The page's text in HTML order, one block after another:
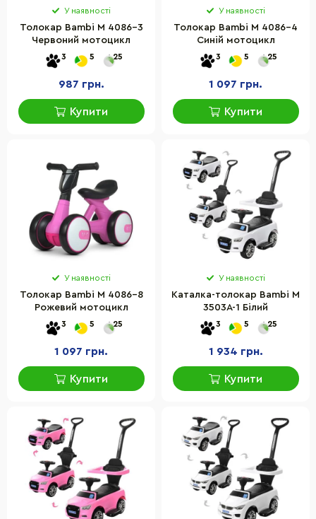
У наявності
Толокар Bambi M 4086-3
Червоний мотоцикл
3 5 25
987 грн.
Купити
У наявності
Толокар Bambi M 4086-4
Синій мотоцикл
3 5 25
1 097 грн.
Купити
У наявності
Толокар Bambi M 4086-8
Рожевий мотоцикл
3 5 25
1 097 грн.
Купити
У наявності
Каталка-толокар Bambi M
3503A-1 Білий
3 5 25
1 934 грн.
Купити